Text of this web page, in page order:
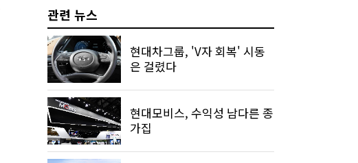
관련 뉴스
현대차그룹, 'V자 회복' 시동
은 걸렸다
현대모비스, 수익성 남다른 종
가집